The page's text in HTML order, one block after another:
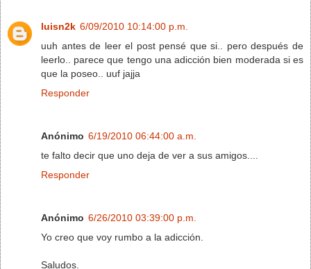
luisn2k 6/09/2010 10:14:00 p.m.
uuh antes de leer el post pensé que si.. pero después de
leerlo.. parece que tengo una adicción bien moderada si es
que la poseo.. uuf jajja
Responder
Anónimo 6/19/2010 06:44:00 a.m.
te falto decir que uno deja de ver a sus amigos....
Responder
Anónimo 6/26/2010 03:39:00 p.m.
Yo creo que voy rumbo a la adicción.
Saludos.